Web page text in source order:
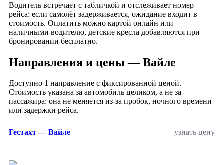
Водитель встречает с табличкой и отслеживает номер
рейса: если самолёт задерживается, ожидание входит в
стоимость. Оплатить можно картой онлайн или
наличными водителю, детские кресла добавляются при
бронировании бесплатно.
Направления и цены — Вайле
Доступно 1 направление с фиксированной ценой.
Стоимость указана за автомобиль целиком, а не за
пассажира: она не меняется из-за пробок, ночного времени
или задержки рейса.
Гестахт — Вайле узнать цену